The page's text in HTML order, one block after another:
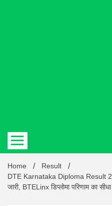
Home
Result
DTE Karnataka Diploma Result
जारी, BTELinx डिप्लोमा परिणाम का